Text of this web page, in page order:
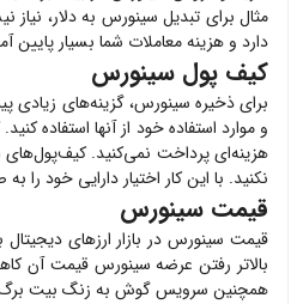
مثال برای تبدیل سینورس به دلار، نیاز
دارد و هزینه معاملات شما بسیار پایین
کیف پول سینورس
برای ذخیره سینورس، گزینه‌های
و موارد استفاده خود از آنها استفاده
هزینه‌ای پرداخت نمی‌کنید.
نکنید. با این کار اختیار دارایی خود
قیمت سینورس
قیمت سینورسدر بازار ارزهای
بالاتر رفتن عرضه سینورس قیمت آن
همچنین سرویس گوش به زنگ بیت برگ